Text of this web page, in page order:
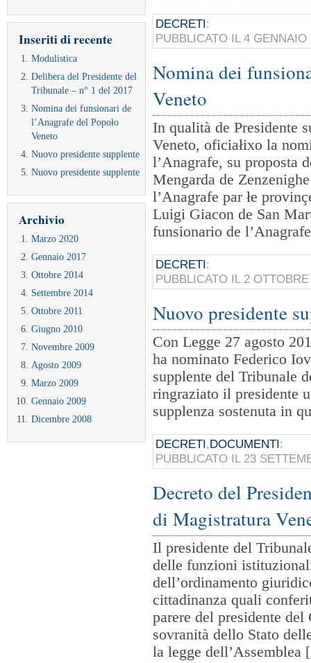
Inseriti di recente
Modulistica
Delibera del Presidente del
Tribunale – n° 1 del 2017
Nomina dei funsionari de
l’Anagrafe del Popoło
Veneto
Nuovo presidente supplente
Nuovo presidente supplente
Archivio
Marzo 2020
Gennaio 2017
Ottobre 2014
Settembre 2014
Ottobre 2011
Giugno 2010
Novembre 2009
Agosto 2009
Marzo 2009
Gennaio 2009
Dicembre 2008
DECRETI:
PUBBLICATO IL 4
Nomina dei
Veneto
In qualità de Presidente
Veneto, oficiałixo la
l’Anagrafe, su proposta
Mengarda de
l’Anagrafe par łe
Luigi Giacon de San
funsionario de
DECRETI:
PUBBLICATO IL 2
Nuovo presidente
Con Legge 27 agosto
ha nominato Federico
supplente del Tribunale
ringraziato il presidente
supplenza sostenuta
DECRETI,DOCUMENTI:
PUBBLICATO IL 23
Decreto del
di Magistratura
Il presidente del
delle funzioni
dell’ordinamento
cittadinanza quali
parere del presidente
sovranità dello Stato
la legge